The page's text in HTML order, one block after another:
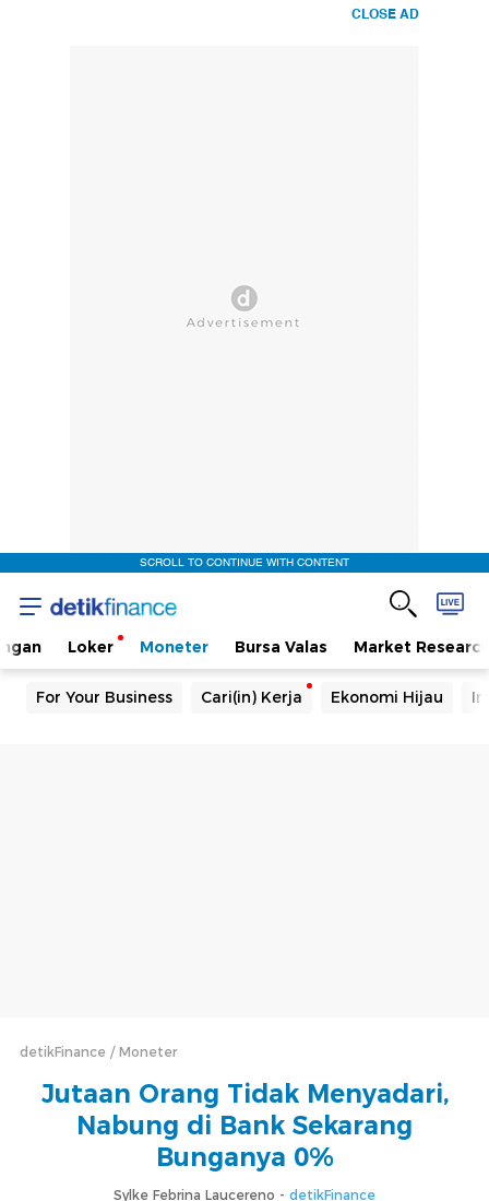
CLOSE AD
SCROLL TO CONTINUE WITH CONTENT
Loker Moneter Bursa Valas Market Research
For Your Business Cari(in) Kerja Ekonomi Hijau
detikFinance Moneter
Jutaan Orang Tidak Menyadari,
Nabung di Bank Sekarang
Bunganya 0%
Sylke Febrina Laucereno - detikFinance